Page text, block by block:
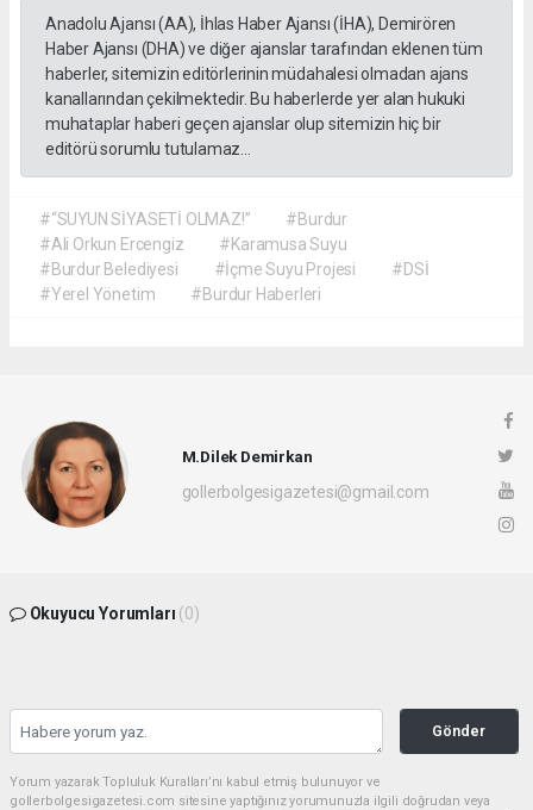
Anadolu Ajansı (AA), İhlas Haber Ajansı (İHA), Demirören
Haber Ajansı (DHA) ve diğer ajanslar tarafından eklenen tüm
haberler, sitemizin editörlerinin müdahalesi olmadan ajans
kanallarından çekilmektedir. Bu haberlerde yer alan hukuki
muhataplar haberi geçen ajanslar olup sitemizin hiç bir
editörü sorumlu tutulamaz...
#“SUYUN SİYASETİ OLMAZ!”
#Burdur
#Ali Orkun Ercengiz
#Karamusa Suyu
#Burdur Belediyesi
#İçme Suyu Projesi
#DSİ
#Yerel Yönetim
#Burdur Haberleri
M.Dilek Demirkan
gollerbolgesigazetesi@gmail.com
Okuyucu Yorumları (0)
Gönder
Yorum yazarak Topluluk Kuralları’nı kabul etmiş bulunuyor ve
gollerbolgesigazetesi.com sitesine yaptığınız yorumunuzla ilgili doğrudan veya